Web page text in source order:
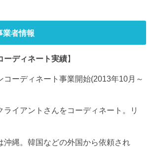
業者情報
ーディネート実績】
コーディネート事業開始(2013年10月～
ライアントさんをコーディネート。リ
沖縄。韓国などの外国から依頼され